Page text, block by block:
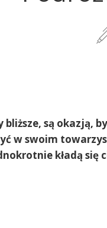
są okazją,
w swoim
kładą się